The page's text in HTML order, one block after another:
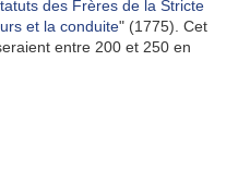
des Frères de la Stricte
et la conduite" (1775). Cet
entre 200 et 250 en